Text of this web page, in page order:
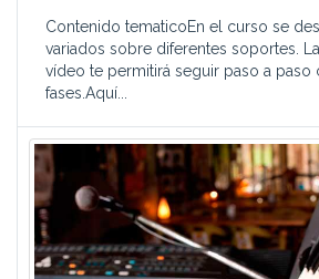
Contenido tematicoEn el curso se
variados sobre diferentes soportes.
vídeo te permitirá seguir paso a paso
fases.Aquí...